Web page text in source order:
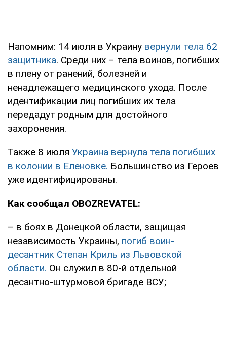
Напомним: 14 июля в Украину вернули тела 62
защитника. Среди них – тела воинов, погибших
в плену от ранений, болезней и
ненадлежащего медицинского ухода. После
идентификации лиц погибших их тела
передадут родным для достойного
захоронения.
Также 8 июля Украина вернула тела погибших
в колонии в Еленовке. Большинство из Героев
уже идентифицированы.
Как сообщал OBOZREVATEL:
– в боях в Донецкой области, защищая
независимость Украины, погиб воин-
десантник Степан Криль из Львовской
области. Он служил в 80-й отдельной
десантно-штурмовой бригаде ВСУ;